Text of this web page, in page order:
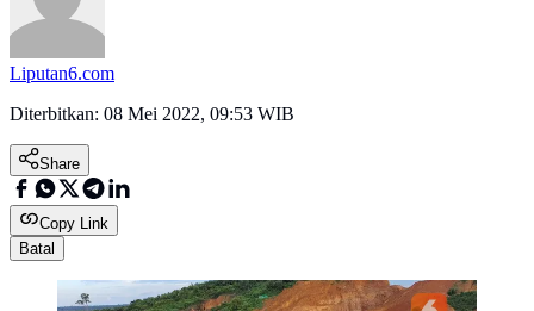
Liputan6.com
Diterbitkan: 08 Mei 2022, 09:53 WIB
Share
Copy Link
Batal